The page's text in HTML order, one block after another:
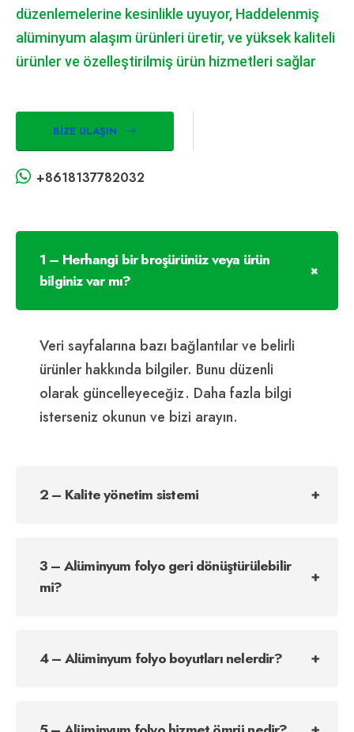
düzenlemelerine kesinlikle uyuyor, Haddelenmiş
alüminyum alaşım ürünleri üretir, ve yüksek kaliteli
ürünler ve özelleştirilmiş ürün hizmetleri sağlar
BIZE ULAŞIN
+8618137782032
1 – Herhangi bir broşürünüz veya ürün
bilginiz var mı?
Veri sayfalarına bazı bağlantılar ve belirli
ürünler hakkında bilgiler. Bunu düzenli
olarak güncelleyeceğiz. Daha fazla bilgi
isterseniz okunun ve bizi arayın.
2 – Kalite yönetim sistemi
3 – Alüminyum folyo geri dönüştürülebilir
mi?
4 – Alüminyum folyo boyutları nelerdir?